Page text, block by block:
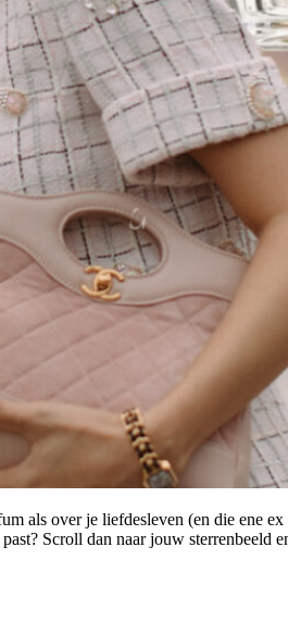
als over je liefdesleven (en die ene
Scroll dan naar jouw sterrenbeeld